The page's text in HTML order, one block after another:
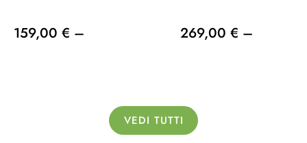
159,00 € – 269,00 € –
VEDI TUTTI